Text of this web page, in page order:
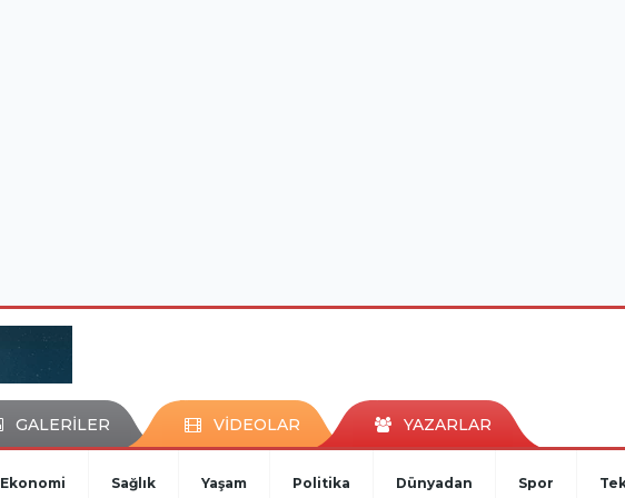
GALERİLER VİDEOLAR YAZARLAR
Ekonomi Sağlık Yaşam Politika Dünyadan Spor